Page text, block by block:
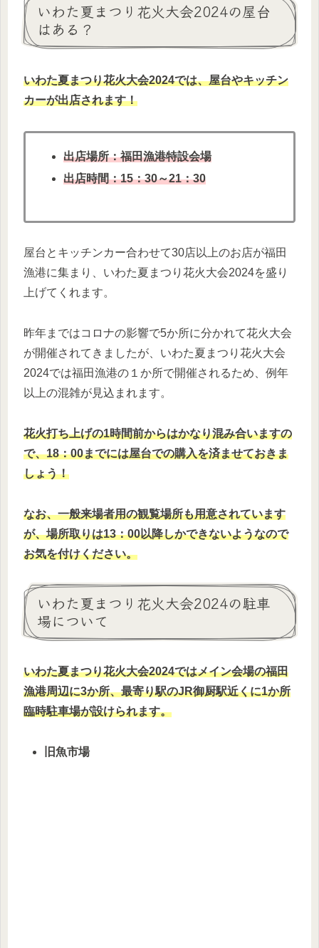
いわた夏まつり花火大会2024の屋台
はある？
いわた夏まつり花火大会2024では、屋台やキッチン
カーが出店されます！
出店場所：福田漁港特設会場
出店時間：15：30～21：30
屋台とキッチンカー合わせて30店以上のお店が福田
漁港に集まり、いわた夏まつり花火大会2024を盛り
上げてくれます。
昨年まではコロナの影響で5か所に分かれて花火大会
が開催されてきましたが、いわた夏まつり花火大会
2024では福田漁港の１か所で開催されるため、例年
以上の混雑が見込まれます。
花火打ち上げの1時間前からはかなり混み合いますの
で、18：00までには屋台での購入を済ませておきま
しょう！
なお、一般来場者用の観覧場所も用意されています
が、場所取りは13：00以降しかできないようなので
お気を付けください。
いわた夏まつり花火大会2024の駐車
場について
いわた夏まつり花火大会2024ではメイン会場の福田
漁港周辺に3か所、最寄り駅のJR御厨駅近くに1か所
臨時駐車場が設けられます。
旧魚市場